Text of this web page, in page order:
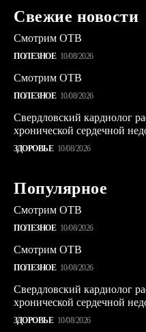
Свежие новости
Смотрим ОТВ
ПОЛЕЗНОЕ 10/08/2026
Смотрим ОТВ
ПОЛЕЗНОЕ 10/08/2026
Свердловский кардиолог
хронической сердечной
ЗДОРОВЬЕ 10/08/2026
Популярное
Смотрим ОТВ
ПОЛЕЗНОЕ 10/08/2026
Смотрим ОТВ
ПОЛЕЗНОЕ 10/08/2026
Свердловский кардиолог
хронической сердечной
ЗДОРОВЬЕ 10/08/2026